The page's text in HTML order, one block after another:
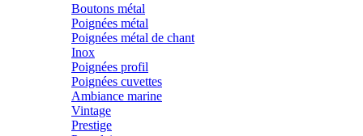
Boutons métal
Poignées métal
Poignées métal de chant
Inox
Poignées profil
Poignées cuvettes
Ambiance marine
Vintage
Prestige